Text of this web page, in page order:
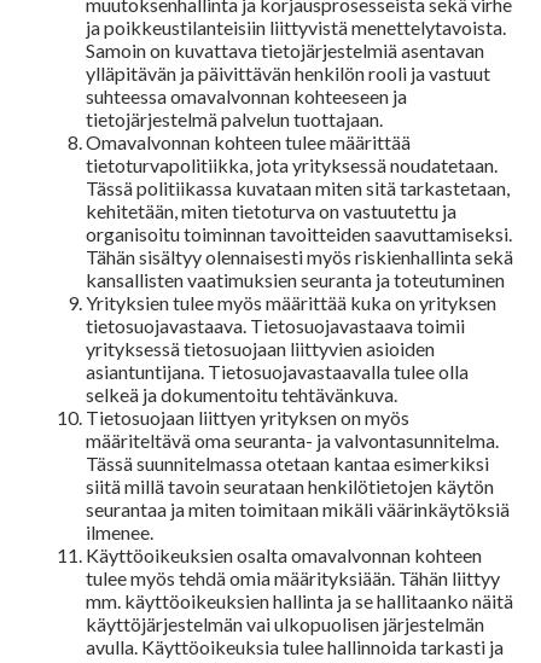
ja poikkeustilanteisiin liittyvistä menettelytavoista.
Samoin on kuvattava tietojärjestelmiä asentavan
ylläpitävän ja päivittävän henkilön rooli ja vastuut
suhteessa omavalvonnan kohteeseen ja
tietojärjestelmä palvelun tuottajaan.
Omavalvonnan kohteen tulee määrittää
tietoturvapolitiikka, jota yrityksessä noudatetaan.
Tässä politiikassa kuvataan miten sitä tarkastetaan,
kehitetään, miten tietoturva on vastuutettu ja
organisoitu toiminnan tavoitteiden saavuttamiseksi.
Tähän sisältyy olennaisesti myös riskienhallinta sekä
kansallisten vaatimuksien seuranta ja toteutuminen
Yrityksien tulee myös määrittää kuka on yrityksen
tietosuojavastaava. Tietosuojavastaava toimii
yrityksessä tietosuojaan liittyvien asioiden
asiantuntijana. Tietosuojavastaavalla tulee olla
selkeä ja dokumentoitu tehtävänkuva.
Tietosuojaan liittyen yrityksen on myös
määriteltävä oma seuranta- ja valvontasunnitelma.
Tässä suunnitelmassa otetaan kantaa esimerkiksi
siitä millä tavoin seurataan henkilötietojen käytön
seurantaa ja miten toimitaan mikäli väärinkäytöksiä
ilmenee.
Käyttöoikeuksien osalta omavalvonnan kohteen
tulee myös tehdä omia määrityksiään. Tähän liittyy
mm. käyttöoikeuksien hallinta ja se hallitaanko näitä
käyttöjärjestelmän vai ulkopuolisen järjestelmän
avulla. Käyttöoikeuksia tulee hallinnoida tarkasti ja